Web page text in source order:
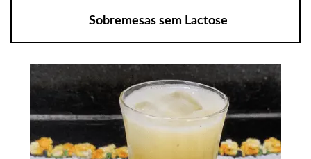
Sobremesas sem Lactose